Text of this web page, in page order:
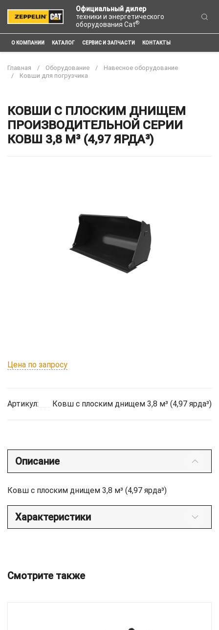
Официальный дилер
техники и энергетического
оборудования Cat®
О КОМПАНИИ КАТАЛОГ СЕРВИС И ЗАПЧАСТИ КОНТАКТЫ
Главная Оборудование
Навесное оборудование
Ковши для погрузчика
КОВШИ С ПЛОСКИМ ДНИЩЕМ
ПРОИЗВОДИТЕЛЬНОЙ СЕРИИ
КОВШ 3,8 М³ (4,97 ЯРДА³)
Цена по запросу
Артикул: Ковш с плоским днищем 3,8 м³ (4,97 ярда³)
Описание
Ковш с плоским днищем 3,8 м³ (4,97 ярда³)
Характеристики
Смотрите также